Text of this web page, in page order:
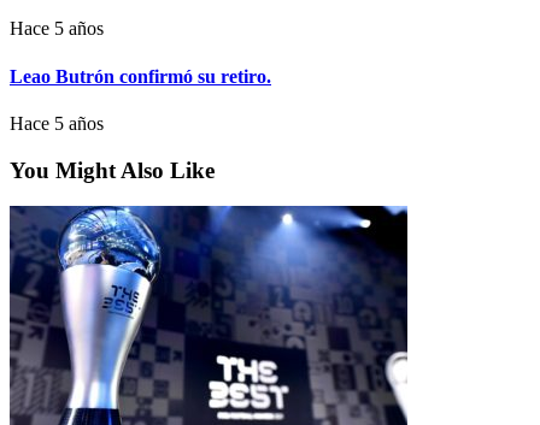
Hace 5 años
Leao Butrón confirmó su retiro.
Hace 5 años
You Might Also Like